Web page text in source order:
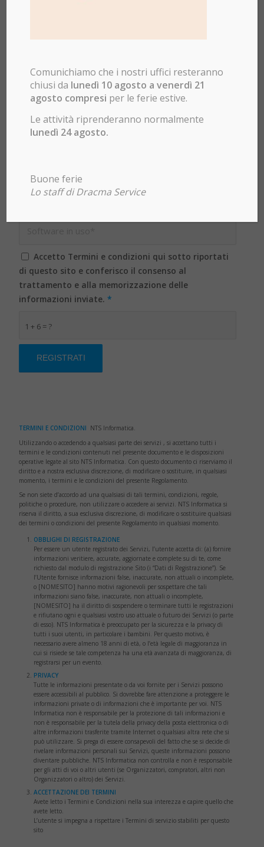
Accetto Termini e condizioni qui sotto riportati
di questo sito e conferisco il consenso al
trattamento e alla memorizzazione delle
informazioni inviate.*
1 + 6 = ?
TERMINI E CONDIZIONI NTS Informatica.
Utilizzando o accedendo a qualsiasi parte dei servizi , si accettano tutti i
termini e le condizioni contenuti nel presente documento e le disposizioni
operative legate al sito NTS Informatica. Con questo documento ci riserviamo il
diritto e a nostra esclusiva discrezione, di modificare o sostituire, in qualsiasi
momento, i termini e le condizioni del presente Regolamento.
Se non siete d’accordo ad una qualsiasi di tali termini, condizioni, regole,
politiche o procedure, non utilizzare o accedere ai servizi. NTS Informatica si
riserva il diritto, a sua esclusiva discrezione, di modificare o sostituire qualsiasi
dei termini o condizioni del presente Regolamento in qualsiasi momento.
OBBLIGHI DI REGISTRAZIONE
Per essere un utente registrato dei Servizi, l’utente accetta di: (a) fornire
informazioni veritiere, accurate, aggiornate e complete su di te, come
richiesto dal modulo di registrazione Sito (i “Dati di Registrazione”). Se
l’Utente fornisce informazioni false, inaccurate, non attuali o incomplete,
o [NOMESITO] hanno motivi ragionevoli per sospettare che tali
informazioni siano false, inaccurate, non attuali o incomplete,
[NOMESITO] ha il diritto di sospendere o terminare tutti le registrazioni
e rifiutano ogni e qualsiasi vostro uso attuale o futuro dei Servizi (o parte
di esso). NTS Informatica è preoccupato per la sicurezza e la privacy di
tutti i suoi utenti, in particolare i bambini. Per questo motivo, è
necessario avere almeno 18 anni di età, o l’età legale di maggioranza in
cui si risiede se tale competenza ha una età avanzata di maggioranza, di
registrarsi per un evento.
PRIVACY
Tutte le informazioni presentate o da voi fornite per i Servizi possono
essere accessibili al pubblico. Si dovrebbe fare attenzione a proteggere le
informazioni private o di informazioni che è importante per voi. NTS
Informatica non è responsabile per la protezione di tali informazioni e
non è responsabile per la tutela della privacy della posta elettronica o di
altre informazioni trasferite tramite Internet o qualsiasi altra rete che si
può utilizzare. Si prega di essere consapevoli del fatto che se si decide di
rivelare informazioni personali sui Servizi, queste informazioni possono
diventare pubbliche. NTS Informatica non controlla e non è responsabile
per gli atti di voi o altri utenti (se Organizzatori, compratori, altri non
Organizzatori o altro) dei Servizi.
ACCETTAZIONE DEI TERMINI
Avete letto i Termini e Condizioni nella sua interezza e capire quello che
avete letto.
L’utente si impegna a rispettare i Termini di servizio stabiliti per questo
sito
Comunichiamo che i nostri uffici resteranno
chiusi da lunedì 10 agosto a venerdì 21
agosto compresi per le ferie estive.
Le attività riprenderanno normalmente
lunedì 24 agosto.
Buone ferie
Lo staff di Dracma Service